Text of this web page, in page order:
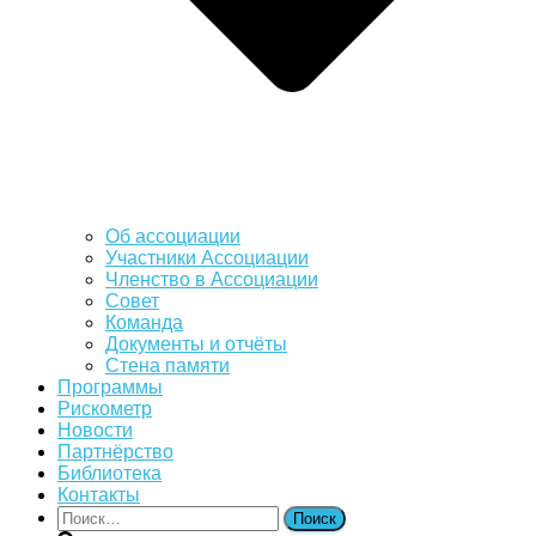
Об ассоциации
Участники Ассоциации
Членство в Ассоциации
Совет
Команда
Документы и отчёты
Стена памяти
Программы
Рискометр
Новости
Партнёрство
Библиотека
Контакты
Найти: